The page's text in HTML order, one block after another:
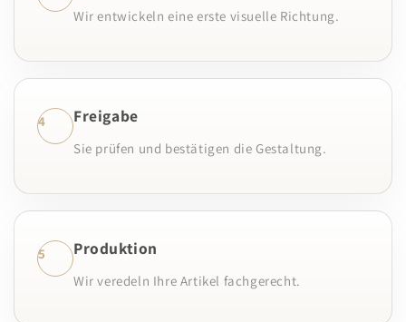
Wir entwickeln eine erste visuelle Richtung.
4 Freigabe
Sie prüfen und bestätigen die Gestaltung.
5 Produktion
Wir veredeln Ihre Artikel fachgerecht.